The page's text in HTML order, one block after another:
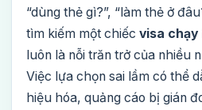
“dùng thẻ gì?”, “làm thẻ ở
tìm kiếm một chiếc visa
luôn là nỗi trăn trở của nhiều
Việc lựa chọn sai lầm có thể
hiệu hóa, quảng cáo bị gián